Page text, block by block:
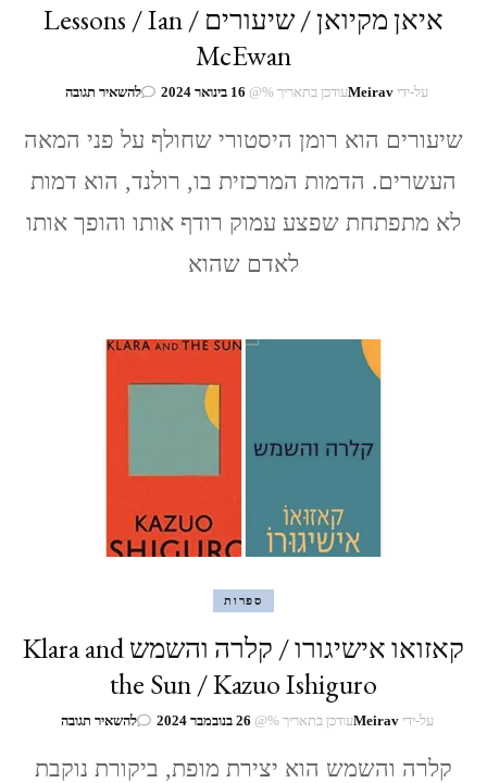
איאן מקיואן / שיעורים / Lessons / Ian
McEwan
על-ידי Meiravעודכן בתאריך %@ 16 בינואר 2024 להשאיר תגובהבנושא
מקיואן
שיעורים
Lessons
שיעורים הוא רומן היסטורי שחולף על פני המאה
העשרים. הדמות המרכזית בו, רולנד, הוא דמות
לא מתפתחת שפצע עמוק רודף אותו והופך אותו
לאדם שהוא
ספרות
קאזואו אישיגורו / קלרה והשמש Klara and
the Sun / Kazuo Ishiguro
על-ידיMeiravעודכן בתאריך %@ 26 בנובמבר 2024 להשאיר תגובהבנושא
אישיגורו
קלרה והשמש הוא יצירת מופת, ביקורת נוקבת